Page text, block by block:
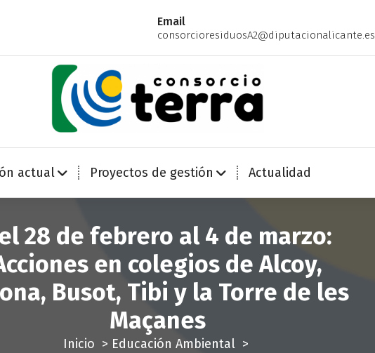
Email
consorcioresiduosA2@diputacionalicante.es
actual Proyectos de gestión Actualidad
28 de febrero al 4 de marzo:
en colegios de Alcoy,
Busot, Tibi y la Torre de les
Maçanes
Inicio > Educación Ambiental>